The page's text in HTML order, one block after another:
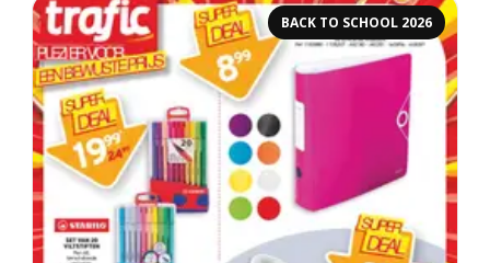
BACK TO SCHOOL 2026